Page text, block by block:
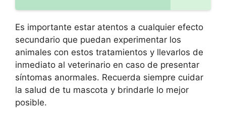
Es importante estar atentos a cualquier efecto
secundario que puedan experimentar los
animales con estos tratamientos y llevarlos de
inmediato al veterinario en caso de presentar
síntomas anormales. Recuerda siempre cuidar
la salud de tu mascota y brindarle lo mejor
posible.